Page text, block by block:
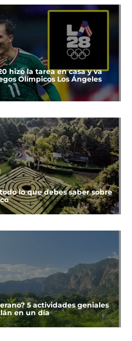
hizo la tarea en casa y va
Olímpicos Los Ángeles
lo que debes saber sobre
5 actividades geniales
en un día